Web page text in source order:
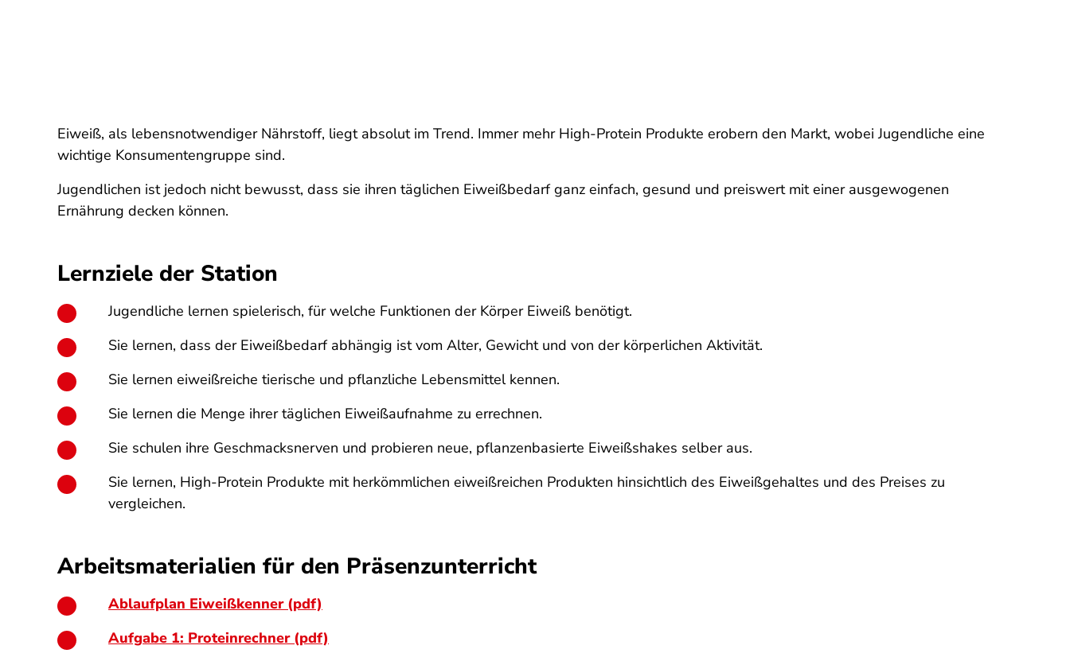
Eiweiß, als lebensnotwendiger Nährstoff, liegt absolut im Trend. Immer mehr High-Protein Produkte erobern den Markt, wobei Jugendliche eine
wichtige Konsumentengruppe sind.
Jugendlichen ist jedoch nicht bewusst, dass sie ihren täglichen Eiweißbedarf ganz einfach, gesund und preiswert mit einer ausgewogenen
Ernährung decken können.
Lernziele der Station
Jugendliche lernen spielerisch, für welche Funktionen der Körper Eiweiß benötigt.
Sie lernen, dass der Eiweißbedarf abhängig ist vom Alter, Gewicht und von der körperlichen Aktivität.
Sie lernen eiweißreiche tierische und pflanzliche Lebensmittel kennen.
Sie lernen die Menge ihrer täglichen Eiweißaufnahme zu errechnen.
Sie schulen ihre Geschmacksnerven und probieren neue, pflanzenbasierte Eiweißshakes selber aus.
Sie lernen, High-Protein Produkte mit herkömmlichen eiweißreichen Produkten hinsichtlich des Eiweißgehaltes und des Preises zu
vergleichen.
Arbeitsmaterialien für den Präsenzunterricht
Ablaufplan Eiweißkenner (pdf)
Aufgabe 1: Proteinrechner (pdf)